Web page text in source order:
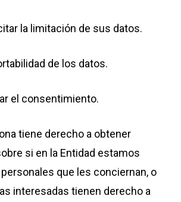
la limitación de sus datos.
de los datos.
el consentimiento.
tiene derecho a obtener
si en la Entidad estamos
que les conciernan, o
interesadas tienen derecho a